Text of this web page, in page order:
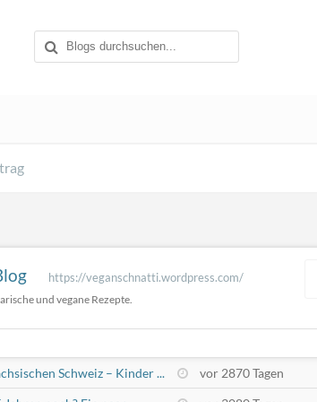
https://veganschnatti.wordpress.com/
und vegane Rezepte.
Schweiz – Kinder ... vor 2870 Tagen